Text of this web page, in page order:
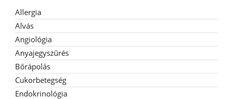
Allergia
Alvás
Angiológia
Anyajegyszűrés
Bőrápolás
Cukorbetegség
Endokrinológia